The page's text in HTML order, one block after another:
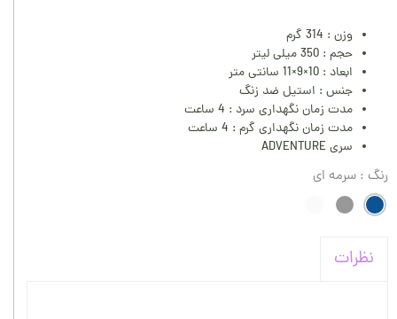
وزن : 314 گرم
حجم : 350 میلی لیتر
ابعاد : 10×9×11 سانتی متر
جنس : استیل ضد زنگ
مدت زمان نگهداری سرد : 4 ساعت
مدت زمان نگهداری گرم : 4 ساعت
سری ADVENTURE
رنگ : سرمه ای
نظرات